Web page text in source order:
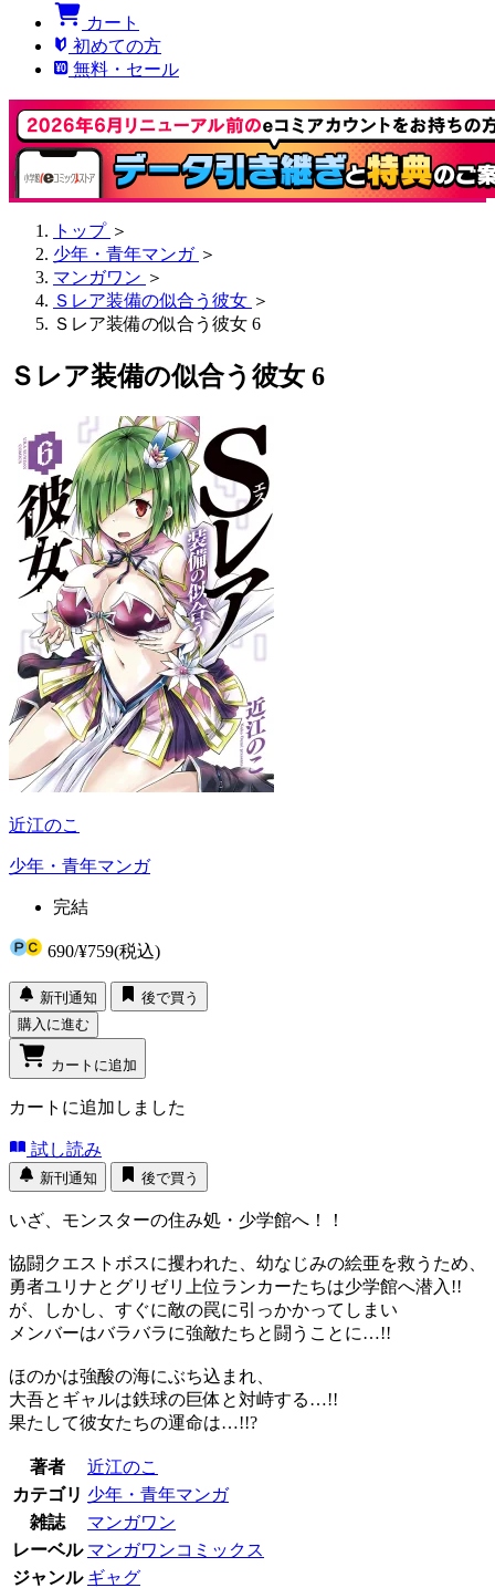
カート
初めての方
無料・セール
トップ ＞
少年・青年マンガ ＞
マンガワン ＞
Ｓレア装備の似合う彼女 ＞
Ｓレア装備の似合う彼女 6
Ｓレア装備の似合う彼女 6
近江のこ
少年・青年マンガ
完結
690/¥759(税込)
新刊通知
後で買う
購入に進む
カートに追加
カートに追加しました
試し読み
新刊通知 後で買う
いざ、モンスターの住み処・少学館へ！！
協闘クエストボスに攫われた、幼なじみの絵亜を救うため、
勇者ユリナとグリゼリ上位ランカーたちは少学館へ潜入!!
が、しかし、すぐに敵の罠に引っかかってしまい
メンバーはバラバラに強敵たちと闘うことに…!!
ほのかは強酸の海にぶち込まれ、
大吾とギャルは鉄球の巨体と対峙する…!!
果たして彼女たちの運命は…!!?
著者
近江のこ
カテゴリ 少年・青年マンガ
雑誌
マンガワン
レーベル マンガワンコミックス
ジャンル ギャグ